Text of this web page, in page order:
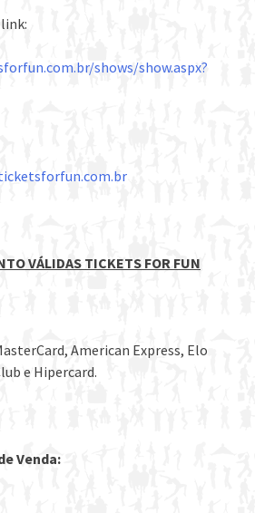
com.br/shows/show.aspx?
VÁLIDAS TICKETS FOR FUN
American Express, Elo
e Hipercard.
Venda: